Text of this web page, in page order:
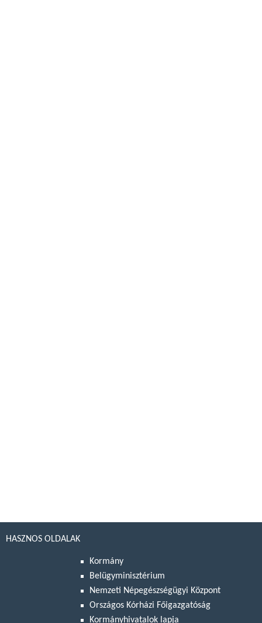
HASZNOS OLDALAK
Kormány
Belügyminisztérium
Nemzeti Népegészségügyi Központ
Országos Kórházi Főigazgatóság
Kormányhivatalok lapja